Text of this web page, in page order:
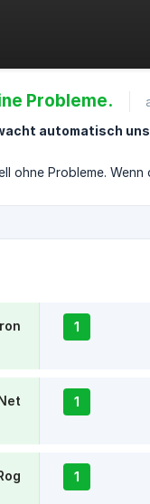
Probleme.
automatisch
ohne Probleme.
1
1
1